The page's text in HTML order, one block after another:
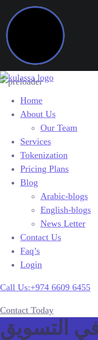
Home
About Us
Our Team
Services
Tokenization
Pricing Plans
Blog
Arabic-blogs
English-blogs
News Letter
Contact Us
Faq’s
Login
Call Us:+974 6609 6455
Contact Today
في التسويق